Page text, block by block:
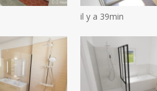
il y a 39min